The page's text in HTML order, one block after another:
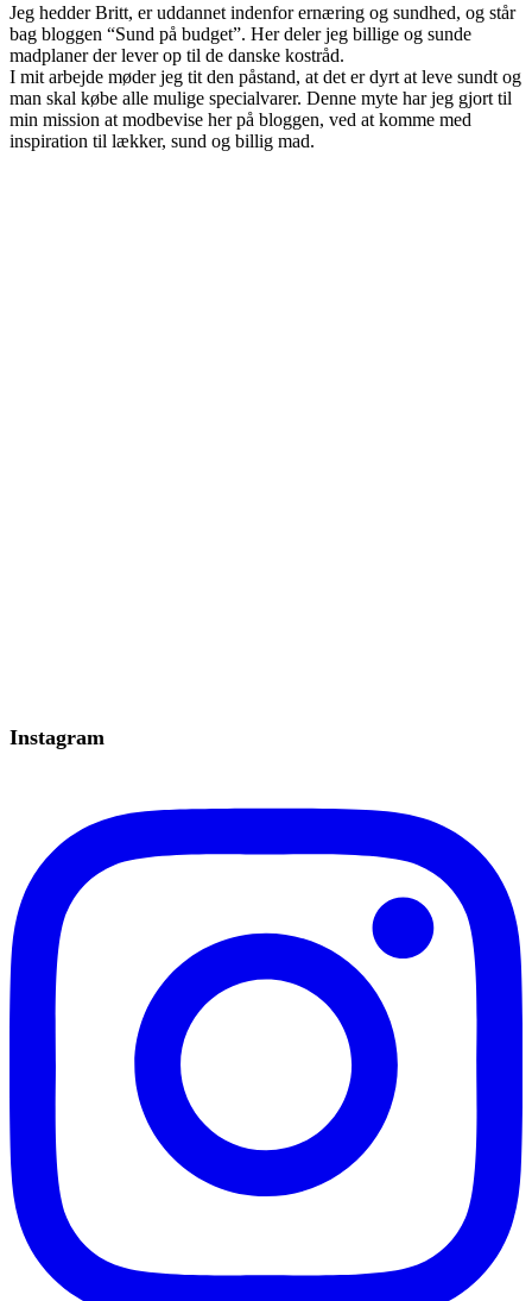
Jeg hedder Britt, er uddannet indenfor ernæring og sundhed, og står
bag bloggen “Sund på budget”. Her deler jeg billige og sunde
madplaner der lever op til de danske kostråd.
I mit arbejde møder jeg tit den påstand, at det er dyrt at leve sundt og
man skal købe alle mulige specialvarer. Denne myte har jeg gjort til
min mission at modbevise her på bloggen, ved at komme med
inspiration til lækker, sund og billig mad.
Instagram